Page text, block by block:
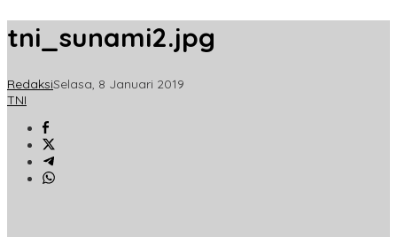
tni_sunami2.jpg
RedaksiSelasa, 8 Januari 2019
TNI